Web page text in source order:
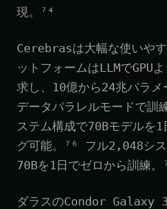
現。⁷⁴
Cerebrasは大幅な使いや
ットフォームはLLMでGPU
求し、10億から24兆パラ
データパラレルモードで訓
ステム構成で70Bモデルを
グ可能。⁷⁶ フル2,048シ
70Bを1日でゼロから訓練。
ダラスのCondor Galaxy 3